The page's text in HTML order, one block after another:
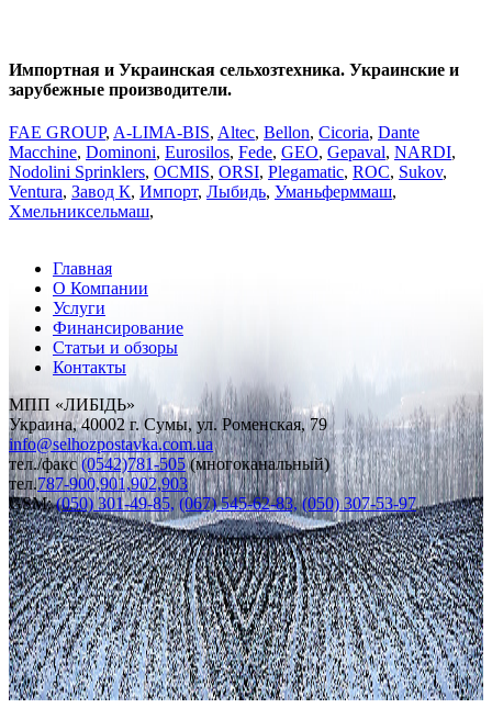
Импортная и Украинская сельхозтехника. Украинские и
зарубежные производители.
FAE GROUP, A-LIMA-BIS, Altec, Bellon, Cicoria, Dante
Macchine, Dominoni, Eurosilos, Fede, GEO, Gepaval, NARDI,
Nodolini Sprinklers, OCMIS, ORSI, Plegаmatic, ROC, Sukov,
Ventura, Завод К, Импорт, Лыбидь, Уманьферммаш,
Хмельниксельмаш,
Главная
О Компании
Услуги
Финансирование
Статьи и обзоры
Контакты
МПП «ЛИБІДЬ»
Украина, 40002 г. Сумы, ул. Роменская, 79
info@selhozpostavka.com.ua
тел./факс (0542)781-505 (многоканальный)
тел.787-900,901,902,903
GSM:(050) 301-49-85, (067) 545-62-83, (050) 307-53-97